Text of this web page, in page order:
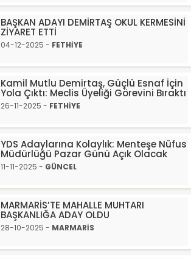
BAŞKAN ADAYI DEMİRTAŞ OKUL KERMESİNİ
ZİYARET ETTİ
04-12-2025 - FETHİYE
Kamil Mutlu Demirtaş, Güçlü Esnaf İçin
Yola Çıktı: Meclis Üyeliği Görevini Bıraktı
26-11-2025 - FETHİYE
YDS Adaylarına Kolaylık: Menteşe Nüfus
Müdürlüğü Pazar Günü Açık Olacak
11-11-2025 - GÜNCEL
MARMARİS’TE MAHALLE MUHTARI
BAŞKANLIĞA ADAY OLDU
28-10-2025 - MARMARİS